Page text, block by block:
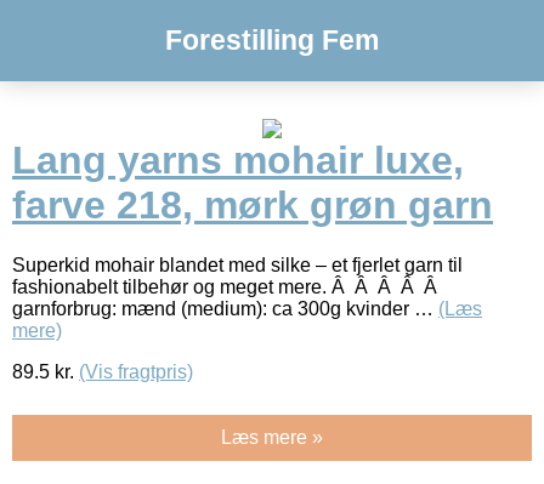
Forestilling Fem
Lang yarns mohair luxe,
farve 218, mørk grøn garn
Superkid mohair blandet med silke – et fjerlet garn til
fashionabelt tilbehør og meget mere. Â Â Â Â Â
garnforbrug: mænd (medium): ca 300g kvinder … (Læs
mere)
89.5 kr. (Vis fragtpris)
Læs mere »